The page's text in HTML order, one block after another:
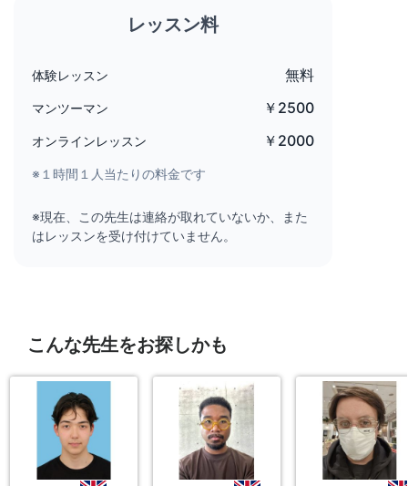
レッスン料
体験レッスン 無料
マンツーマン ￥2500
オンラインレッスン ￥2000
※１時間１人当たりの料金です
※現在、この先生は連絡が取れていないか、また
はレッスンを受け付けていません。
こんな先生をお探しかも